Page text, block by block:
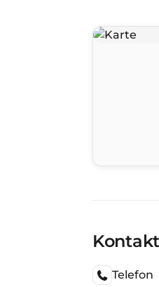
Kontakt
Telefon